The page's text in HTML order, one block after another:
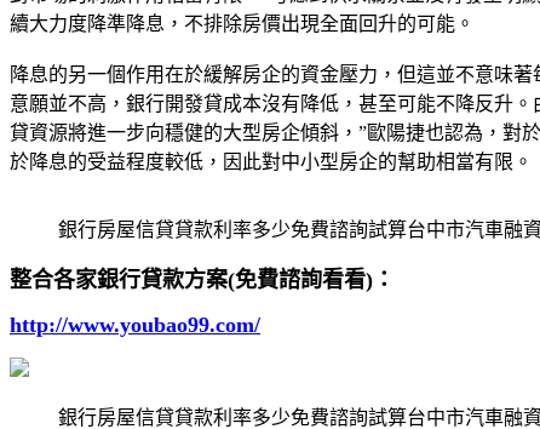
續大力度降準降息，不排除房價出現全面回升的可能。
降息的另一個作用在於緩解房企的資金壓力，但這並不意味
意願並不高，銀行開發貸成本沒有降低，甚至可能不降反升
貸資源將進一步向穩健的大型房企傾斜，”歐陽捷也認為，對
於降息的受益程度較低，因此對中小型房企的幫助相當有限。
銀行房屋信貸貸款利率多少免費諮詢試算台中市汽車融
整合各家銀行貸款方案(免費諮詢看看)：
http://www.youbao99.com/
銀行房屋信貸貸款利率多少免費諮詢試算台中市汽車融